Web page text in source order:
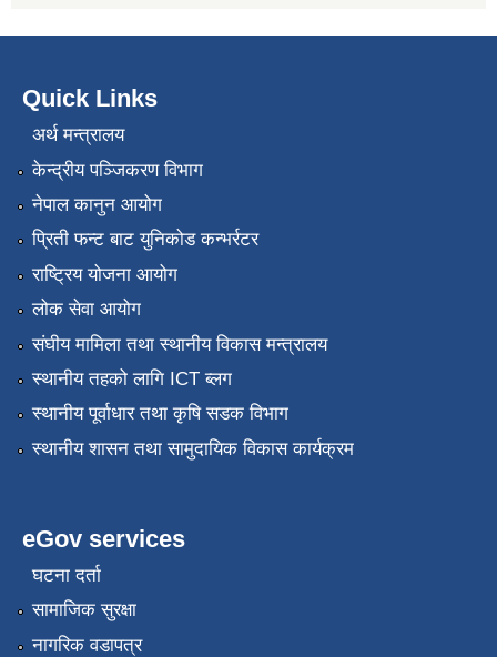
Quick Links
अर्थ मन्त्रालय
केन्द्रीय पञ्जिकरण विभाग
नेपाल कानुन आयोग
प्रिती फन्ट बाट युनिकोड कन्भर्रटर
राष्ट्रिय योजना आयोग
लोक सेवा आयोग
संघीय मामिला तथा स्थानीय विकास मन्त्रालय
स्थानीय तहको लागि ICT ब्लग
स्थानीय पूर्वाधार तथा कृषि सडक विभाग
स्थानीय शासन तथा सामुदायिक विकास कार्यक्रम
eGov services
घटना दर्ता
सामाजिक सुरक्षा
नागरिक वडापत्र